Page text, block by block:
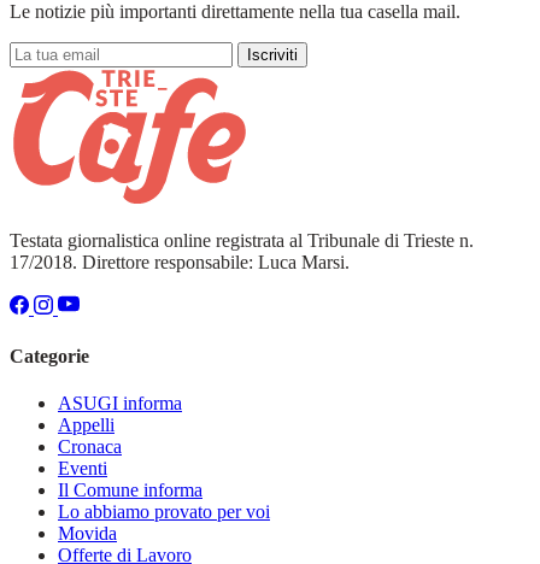
Le notizie più importanti direttamente nella tua casella mail.
Iscriviti
Testata giornalistica online registrata al Tribunale di Trieste n.
17/2018. Direttore responsabile: Luca Marsi.
Categorie
ASUGI informa
Appelli
Cronaca
Eventi
Il Comune informa
Lo abbiamo provato per voi
Movida
Offerte di Lavoro